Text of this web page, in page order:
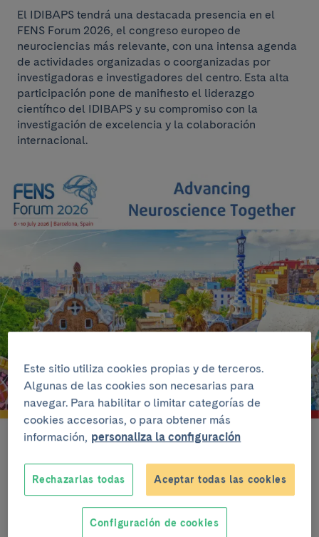
El IDIBAPS tendrá una destacada presencia en el
FENS Forum 2026, el congreso europeo de
neurociencias más relevante, con una intensa agenda
de actividades organizadas o coorganizadas por
investigadoras e investigadores del centro. Esta alta
participación pone de manifiesto el liderazgo
científico del IDIBAPS y su compromiso con la
investigación de excelencia y la colaboración
internacional.
Escuchar artículo
FENS Forumes el congreso de neurociencias más
Este sitio utiliza cookies propias y de terceros.
Algunas de las cookies son necesarias para
navegar. Para habilitar o limitar categorías de
cookies accesorias, o para obtener más
información, personaliza la configuración
Rechazarlas todas Aceptar todas las cookies
Configuración de cookies